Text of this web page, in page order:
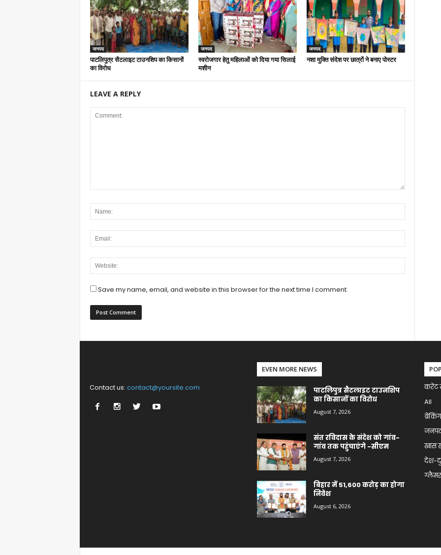
जनपद
पाटलिपुत्र सैटलाइट टाउनशिप का किसानों
का विरोध
जनपद
स्वरोजगार हेतु महिलाओं को दिया गया सिलाई
मशीन
जनपद
नशा मुक्ति संदेश पर छात्रों ने बनाए पोस्टर
LEAVE A REPLY
Save my name, email, and website in this browser for the next time I comment.
Contact us: contact@yoursite.com
EVEN MORE NEWS
पाटलिपुत्र सैटलाइट टाउनशिप
का किसानों का विरोध
August 7, 2026
संत रविदास के संदेश को गांव-
गांव तक पहुंचाएंगे -सीएम
August 7, 2026
बिहार में 51,600 करोड़ का होगा
निवेश
August 6, 2026
करेंट
All
खास
देश-
ग्लैमर